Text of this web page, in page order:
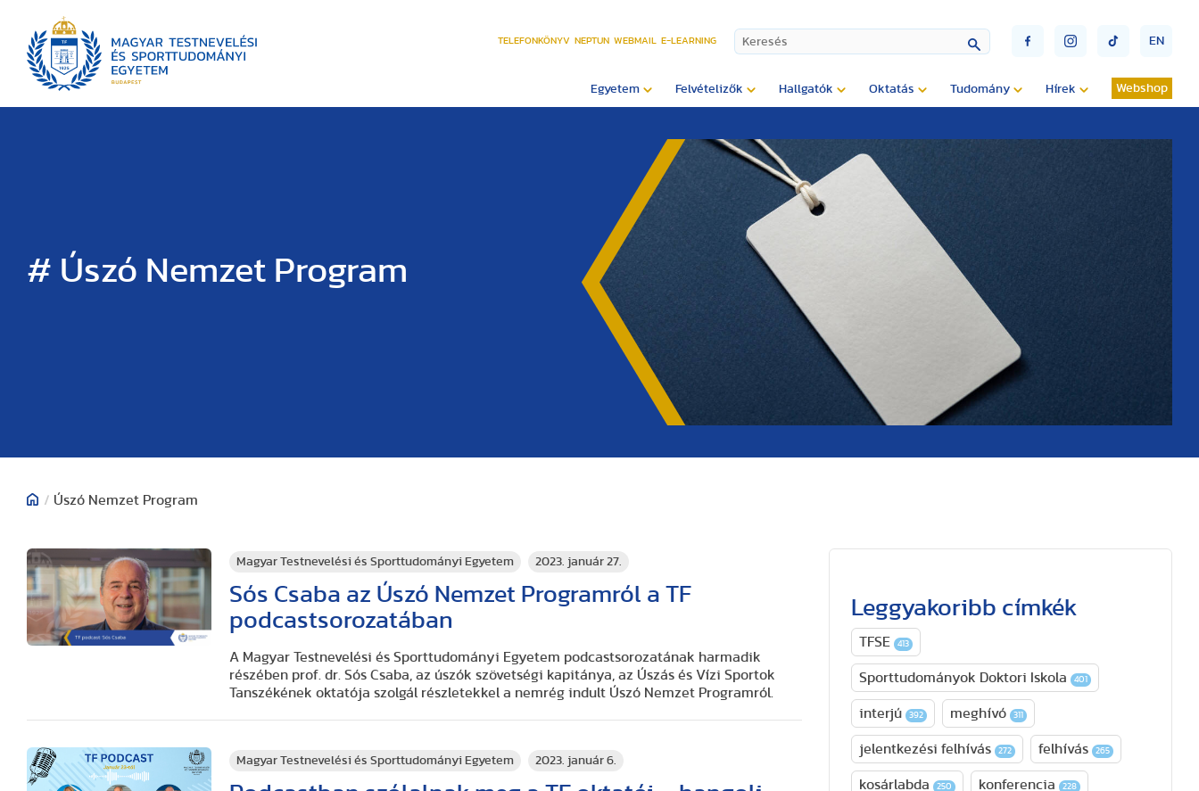
TELEFONKÖNYV NEPTUN WEBMAIL E-LEARNING EN
Egyetem Felvételizők Hallgatók Oktatás Tudomány Hírek Webshop
# Úszó Nemzet Program
/ Úszó Nemzet Program
Magyar Testnevelési és Sporttudományi Egyetem 2023. január 27.
Sós Csaba az Úszó Nemzet Programról a TF
podcastsorozatában
A Magyar Testnevelési és Sporttudományi Egyetem podcastsorozatának harmadik
részében prof. dr. Sós Csaba, az úszók szövetségi kapitánya, az Úszás és Vízi Sportok
Tanszékének oktatója szolgál részletekkel a nemrég indult Úszó Nemzet Programról.
Magyar Testnevelési és Sporttudományi Egyetem 2023. január 6.
Leggyakoribb címkék
TFSE 413
Sporttudományok Doktori Iskola 401
interjú 392 meghívó 311
jelentkezési felhívás 272 felhívás 265
kosárlabda 250 konferencia 228